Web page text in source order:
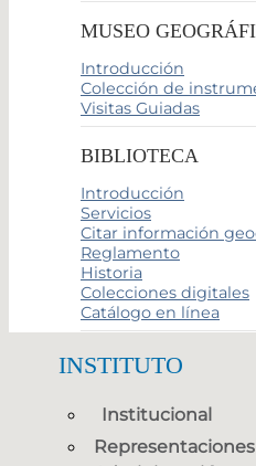
MUSEO
Introducción
Colección de
Visitas Guiadas
BIBLIOTECA
Introducción
Servicios
Citar información
Reglamento
Historia
Colecciones digitales
Catálogo en línea
INSTITUTO
Institucional